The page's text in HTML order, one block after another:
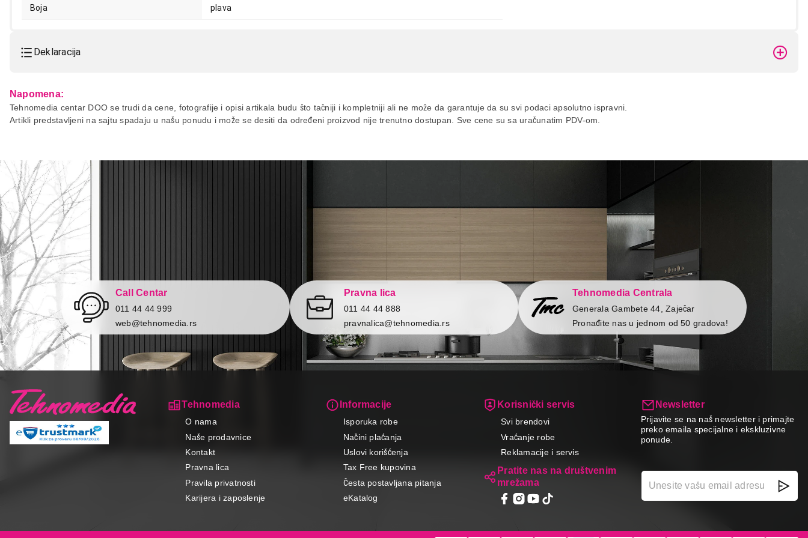
Boja plava
Deklaracija
Naziv i vrsta robe:
MIS
Uvoznik:
PC Centar
Napomena:
Tehnomedia centar DOO se trudi da cene, fotografije i opisi artikala budu što tačniji i kompletniji ali ne može da garantuje da su svi podaci apsolutno ispravni.
Artikli predstavljeni na sajtu spadaju u našu ponudu i može se desiti da određeni proizvod nije trenutno dostupan. Sve cene su sa uračunatim PDV-om.
Call Centar
011 44 44 999
web@tehnomedia.rs
Pravna lica
011 44 44 888
pravnalica@tehnomedia.rs
Tehnomedia Centrala
Generala Gambete 44, Zaječar
Pronađite nas u jednom od 50 gradova!
Tehnomedia
O nama
Naše prodavnice
Kontakt
Pravna lica
Pravila privatnosti
Karijera i zaposlenje
Informacije
Isporuka robe
Načini plaćanja
Uslovi korišćenja
Tax Free kupovina
Česta postavljana pitanja
eKatalog
Korisnički servis
Svi brendovi
Vraćanje robe
Reklamacije i servis
Pratite nas na društvenim
mrežama
Newsletter
Prijavite se na naš newsletter i primajte
preko emaila specijalne i ekskluzivne
ponude.